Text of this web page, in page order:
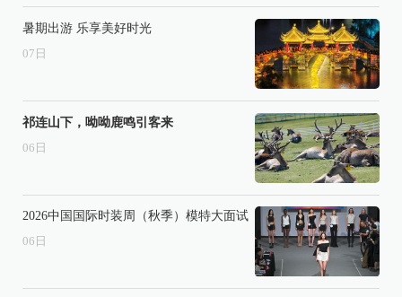
暑期出游 乐享美好时光
07 日
祁连山下，呦呦鹿鸣引客来
06 日
2026中国国际时装周（秋季）模特大面试
06 日